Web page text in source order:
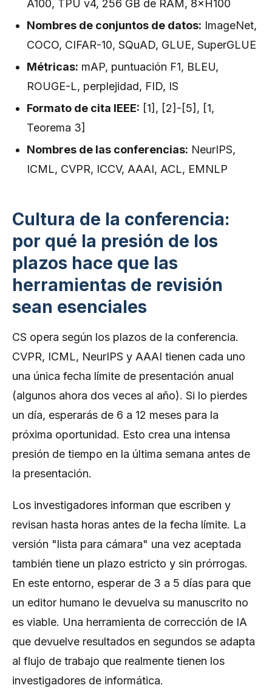
A100, TPU v4, 256 GB de RAM, 8×H100
Nombres de conjuntos de datos: ImageNet,
COCO, CIFAR-10, SQuAD, GLUE, SuperGLUE
Métricas: mAP, puntuación F1, BLEU,
ROUGE-L, perplejidad, FID, IS
Formato de cita IEEE: [1], [2]-[5], [1,
Teorema 3]
Nombres de las conferencias: NeurIPS,
ICML, CVPR, ICCV, AAAI, ACL, EMNLP
Cultura de la conferencia:
por qué la presión de los
plazos hace que las
herramientas de revisión
sean esenciales
CS opera según los plazos de la conferencia.
CVPR, ICML, NeurIPS y AAAI tienen cada uno
una única fecha límite de presentación anual
(algunos ahora dos veces al año). Si lo pierdes
un día, esperarás de 6 a 12 meses para la
próxima oportunidad. Esto crea una intensa
presión de tiempo en la última semana antes de
la presentación.
Los investigadores informan que escriben y
revisan hasta horas antes de la fecha límite. La
versión "lista para cámara" una vez aceptada
también tiene un plazo estricto y sin prórrogas.
En este entorno, esperar de 3 a 5 días para que
un editor humano le devuelva su manuscrito no
es viable. Una herramienta de corrección de IA
que devuelve resultados en segundos se adapta
al flujo de trabajo que realmente tienen los
investigadores de informática.